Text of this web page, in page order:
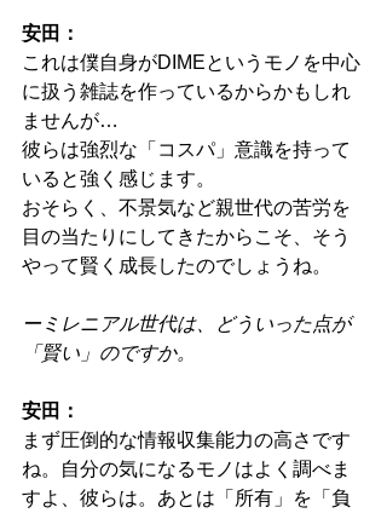
安田：
これは僕自身がDIMEというモノを中心
に扱う雑誌を作っているからかもしれ
ませんが…
彼らは強烈な「コスパ」意識を持って
いると強く感じます。
おそらく、不景気など親世代の苦労を
目の当たりにしてきたからこそ、そう
やって賢く成長したのでしょうね。
ーミレニアル世代は、どういった点が
「賢い」のですか。
安田：
まず圧倒的な情報収集能力の高さです
ね。自分の気になるモノはよく調べま
すよ、彼らは。あとは「所有」を「負